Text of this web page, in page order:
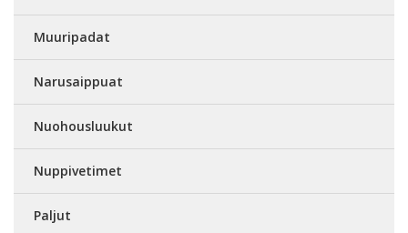
Muuripadat
Narusaippuat
Nuohousluukut
Nuppivetimet
Paljut